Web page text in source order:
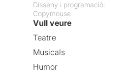
Disseny i programació:
Copymouse
Vull veure
Teatre
Musicals
Humor